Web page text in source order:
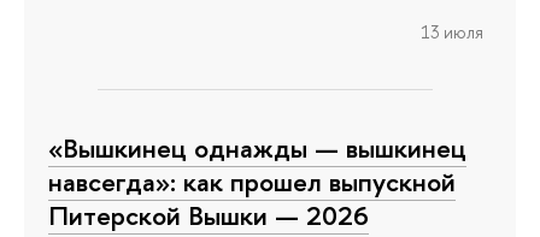
13 июля
«Вышкинец однажды — вышкинец
навсегда»: как прошел выпускной
Питерской Вышки — 2026